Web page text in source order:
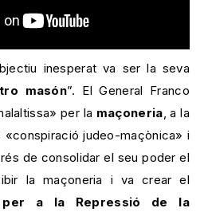
inesperat va ser la seva
masón”. El General Franco
per la maçoneria, a la
«conspiració judeo-maçònica» i
de consolidar el seu poder el
la maçoneria i va crear el
per a la Repressió de la